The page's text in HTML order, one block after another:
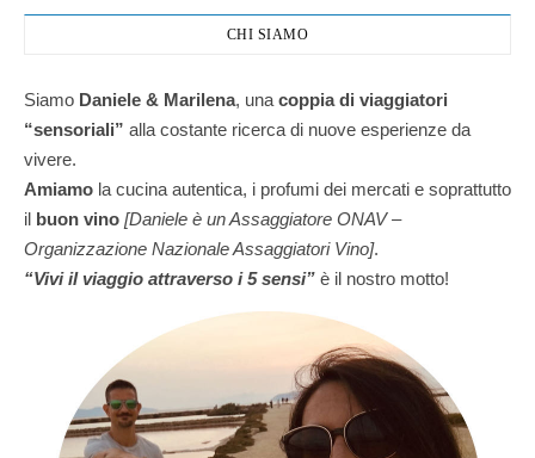
CHI SIAMO
Siamo Daniele & Marilena, una coppia di viaggiatori
“sensoriali” alla costante ricerca di nuove esperienze da
vivere.
Amiamo la cucina autentica, i profumi dei mercati e soprattutto
il buon vino [Daniele è un Assaggiatore ONAV –
Organizzazione Nazionale Assaggiatori Vino].
“Vivi il viaggio attraverso i 5 sensi” è il nostro motto!